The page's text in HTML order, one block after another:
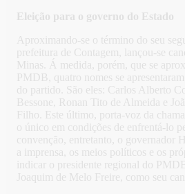
Eleição para o governo do Estado
Aproximando-se o término do seu
prefeitura de Contagem, lançou-se
Minas. Á medida, porém, que se
PMDB, quatro nomes se
do partido. São eles: Carlos Alberto
Bessone, Ronan Tito de Almeida e
Filho. Este último, porta-voz da
o único em condições de enfrentá-lo
convenção, entretanto, o governador
a imprensa, os meios políticos e os
indicar o presidente regional do
Joaquim de Melo Freire, como seu